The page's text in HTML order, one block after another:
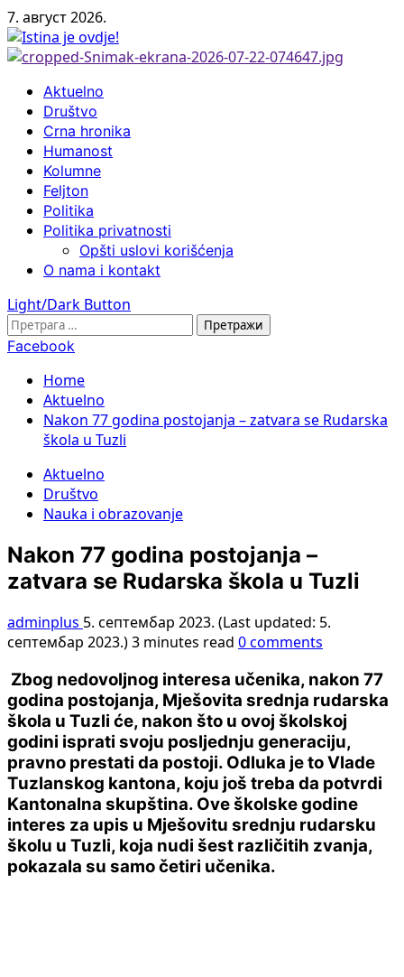
Skip
to
content
7. август 2026.
Primary
Menu
Aktuelno
Društvo
Crna hronika
Humanost
Kolumne
Feljton
Politika
Politika privatnosti
Opšti uslovi korišćenja
O nama i kontakt
Light/Dark Button
Претрага
за:
Facebook
Home
Aktuelno
Nakon 77 godina postojanja – zatvara se Rudarska
škola u Tuzli
Aktuelno
Društvo
Nauka i obrazovanje
Nakon 77 godina postojanja –
zatvara se Rudarska škola u Tuzli
adminplus 5. септембар 2023. (Last updated: 5.
септембар 2023.)3 minutes read 0 comments
Zbog nedovoljnog interesa učenika, nakon 77
godina postojanja, Mješovita srednja rudarska
škola u Tuzli će, nakon što u ovoj školskoj
godini isprati svoju posljednju generaciju,
pravno prestati da postoji. Odluka je to Vlade
Tuzlanskog kantona, koju još treba da potvrdi
Kantonalna skupština. Ove školske godine
interes za upis u Mješovitu srednju rudarsku
školu u Tuzli, koja nudi šest različitih zvanja,
pokazala su samo četiri učenika.